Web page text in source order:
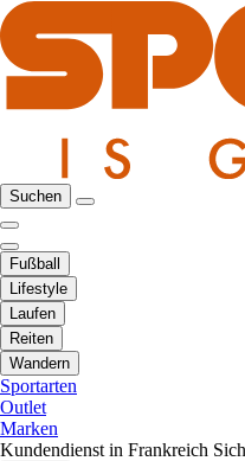
Suchen
Fußball
Lifestyle
Laufen
Reiten
Wandern
Sportarten
Outlet
Marken
Kundendienst in Frankreich